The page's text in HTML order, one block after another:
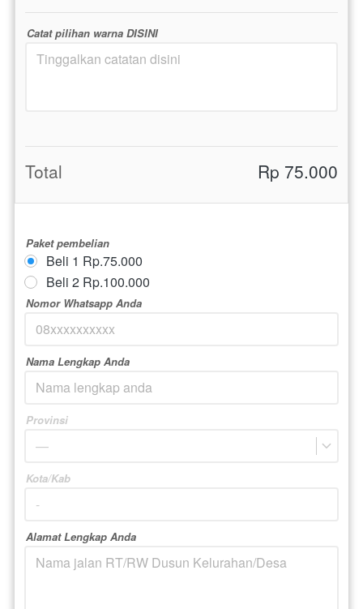
Paket pembelian
Beli 1 Rp.75.000
Beli 2 Rp.100.000
Nomor Whatsapp Anda
Nama Lengkap Anda
Provinsi
—
Kota/Kab
Alamat Lengkap Anda
Catat pilihan warna DISINI
Total Rp 75.000